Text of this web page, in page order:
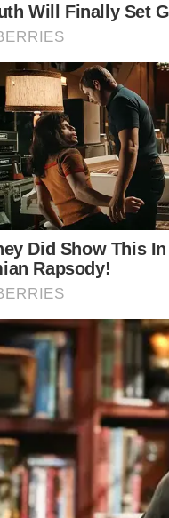
ามรู้ สู่ค่ำคืนแห่งการเฉลิม
เริ่มต้นตั้งแต่ช่วงเย็น ด้ว
โปรแกรมอีลองเซ่ ก่อน
แรกด้วย Mini Concert
ำคืน ถ่ายทอดบทเพลงอย่
ได้ทันที
Will Finally Set
Did Show This In
Rapsody!